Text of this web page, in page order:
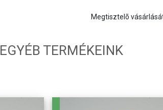
EGYÉB TERMÉKEINK